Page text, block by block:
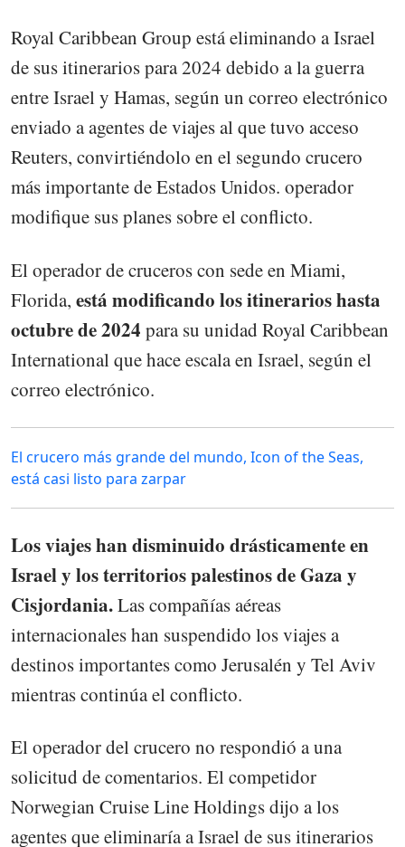
Royal Caribbean Group está eliminando a Israel
de sus itinerarios para 2024 debido a la guerra
entre Israel y Hamas, según un correo electrónico
enviado a agentes de viajes al que tuvo acceso
Reuters, convirtiéndolo en el segundo crucero
más importante de Estados Unidos. operador
modifique sus planes sobre el conflicto.
El operador de cruceros con sede en Miami,
Florida, está modificando los itinerarios hasta
octubre de 2024 para su unidad Royal Caribbean
International que hace escala en Israel, según el
correo electrónico.
El crucero más grande del mundo, Icon of the Seas,
está casi listo para zarpar
Los viajes han disminuido drásticamente en
Israel y los territorios palestinos de Gaza y
Cisjordania.Las compañías aéreas
internacionales han suspendido los viajes a
destinos importantes como Jerusalén y Tel Aviv
mientras continúa el conflicto.
El operador del crucero no respondió a una
solicitud de comentarios. El competidor
Norwegian Cruise Line Holdings dijo a los
agentes que eliminaría a Israel de sus itinerarios